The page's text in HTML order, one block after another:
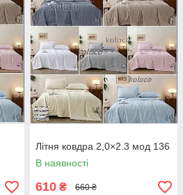
Літня ковдра 2,0×2.3 мод 136
В наявності
610 ₴ 660 ₴